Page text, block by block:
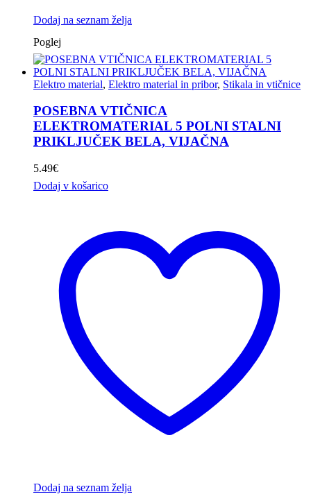
Dodaj na seznam želja
Poglej
Elektro material, Elektro material in pribor, Stikala in vtičnice
POSEBNA VTIČNICA
ELEKTROMATERIAL 5 POLNI STALNI
PRIKLJUČEK BELA, VIJAČNA
5.49€
Dodaj v košarico
Dodaj na seznam želja